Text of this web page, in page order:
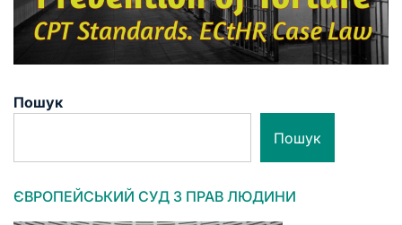
Пошук
Пошук
ЄВРОПЕЙСЬКИЙ СУД З ПРАВ ЛЮДИНИ